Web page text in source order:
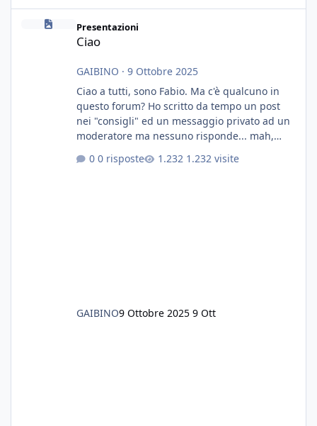
Presentazioni
Ciao
GAIBINO · 9 Ottobre 2025
Ciao a tutti, sono Fabio. Ma c'è qualcuno in
questo forum? Ho scritto da tempo un post
nei "consigli" ed un messaggio privato ad un
moderatore ma nessuno risponde... mah,
0 risposte 1.232 visite
GAIBINO9 Ottobre 2025 9 Ott